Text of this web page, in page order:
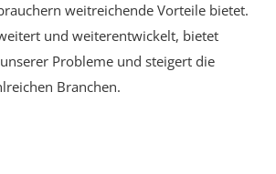
weitreichende Vorteile bietet.
und weiterentwickelt, bietet
Probleme und steigert die
Branchen.